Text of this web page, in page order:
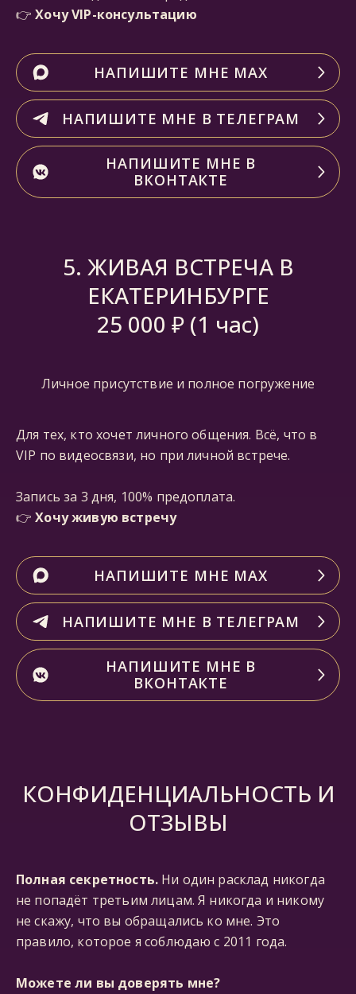
👉Хочу VIP-консультацию
НАПИШИТЕ МНЕ МАХ
НАПИШИТЕ МНЕ В ТЕЛЕГРАМ
НАПИШИТЕ МНЕ В
ВКОНТАКТЕ
5. ЖИВАЯ ВСТРЕЧА В
ЕКАТЕРИНБУРГЕ
25 000 ₽ (1 час)
Личное присутствие и полное погружение
Для тех, кто хочет личного общения. Всё, что в
VIP по видеосвязи, но при личной встрече.
Запись за 3 дня, 100% предоплата.
👉Хочу живую встречу
НАПИШИТЕ МНЕ МАХ
НАПИШИТЕ МНЕ В ТЕЛЕГРАМ
НАПИШИТЕ МНЕ В
ВКОНТАКТЕ
КОНФИДЕНЦИАЛЬНОСТЬ И
ОТЗЫВЫ
Полная секретность. Ни один расклад никогда
не попадёт третьим лицам. Я никогда и никому
не скажу, что вы обращались ко мне. Это
правило, которое я соблюдаю с 2011 года.
Можете ли вы доверять мне?